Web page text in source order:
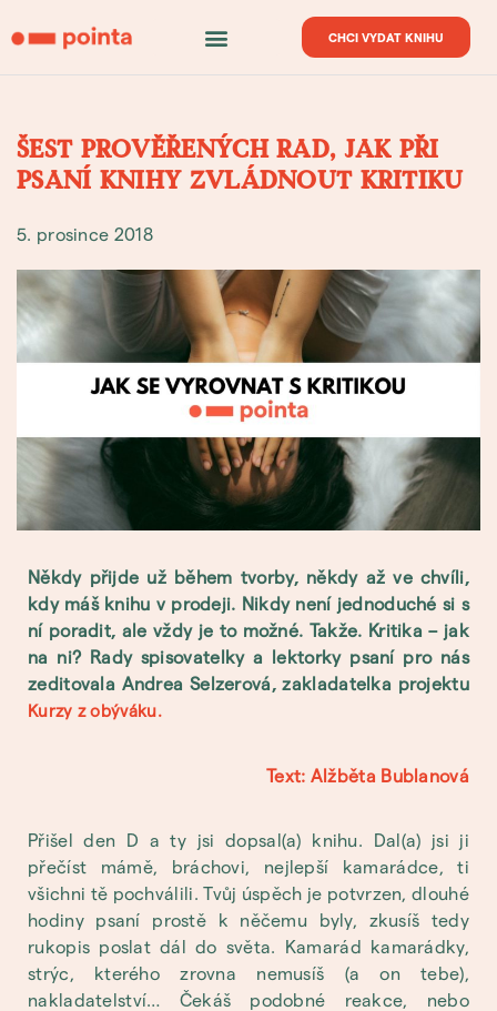
CHCI VYDAT KNIHU
ŠEST PROVĚŘENÝCH RAD, JAK PŘI
PSANÍ KNIHY ZVLÁDNOUT KRITIKU
5. prosince 2018
Někdy přijde už během tvorby, někdy až ve chvíli,
kdy máš knihu v prodeji. Nikdy není jednoduché si s
ní poradit, ale vždy je to možné. Takže. Kritika – jak
na ni? Rady spisovatelky a lektorky psaní pro nás
zeditovala Andrea Selzerová, zakladatelka projektu
Kurzy z obýváku.
Text: Alžběta Bublanová
Přišel den D a ty jsi dopsal(a) knihu. Dal(a) jsi ji
přečíst mámě, bráchovi, nejlepší kamarádce, ti
všichni tě pochválili. Tvůj úspěch je potvrzen, dlouhé
hodiny psaní prostě k něčemu byly, zkusíš tedy
rukopis poslat dál do světa. Kamarád kamarádky,
strýc, kterého zrovna nemusíš (a on tebe),
nakladatelství… Čekáš podobné reakce, nebo